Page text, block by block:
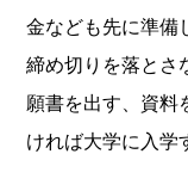
金なども先に準備
締め切りを落とさ
願書を出す、資料
ければ大学に入学